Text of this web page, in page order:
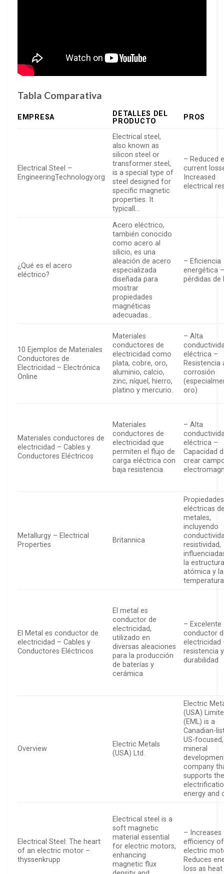
Tabla Comparativa
EMPRESA
DETALLES DEL
PRODUCTO
PROS
Electrical Steel –
EngineeringTechnology.org
Electrical steel,
also known as
silicon steel or
transformer steel,
is a special type of
steel designed for
specific magnetic
properties. It
typicall…
– Reduced
current
Increased
electrical
¿Qué es el acero
eléctrico?
Acero eléctrico,
también conocido
como acero al
silicio, es una
aleación de acero
especializada
diseñada para
mostrar
propiedades
magnéticas
adecuadas…
– Eficiencia
energética
pérdidas de
10 Ejemplos de Materiales
Conductores de
Electricidad – Electrónica
Online
Materiales
conductores de
electricidad como
plata, cobre, oro,
aluminio, calcio,
zinc, níquel, hierro,
platino y mercurio.
– Alta
eléctrica –
Resistencia
corrosión
oro)
Materiales conductores de
electricidad – Cables y
Conductores Eléctricos
Materiales
conductores de
electricidad que
permiten el flujo de
carga eléctrica con
baja resistencia.
– Alta
eléctrica –
Capacidad
crear
Metallurgy – Electrical
Properties
Britannica
Propiedades
eléctricas
metales,
incluyendo
resistividad,
la
atómica y la
El Metal es conductor de
electricidad – Cables y
Conductores Eléctricos
El metal es
conductor de
electricidad,
utilizado en
diversas aleaciones
para la producción
de baterías y
cerámica.
– Excelente
conductor
electricidad
resistencia y
durabilidad
Overview
Electric Metals
(USA) Ltd.
Electric
(USA)
(EML) is a
Canadian-
US-focused,
mineral
company
supports
energy and
Electrical Steel: The heart
of an electric motor –
thyssenkrupp
Electrical steel is a
soft magnetic
material essential
for electric motors,
enhancing
magnetic flux
– Increases
efficiency of
electric
Reduces
loss as heat